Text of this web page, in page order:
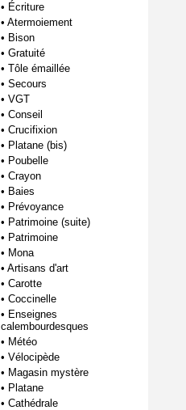
• Écriture
• Atermoiement
• Bison
• Gratuité
• Tôle émaillée
• Secours
• VGT
• Conseil
• Crucifixion
• Platane (bis)
• Poubelle
• Crayon
• Baies
• Prévoyance
• Patrimoine (suite)
• Patrimoine
• Mona
• Artisans d'art
• Carotte
• Coccinelle
• Enseignes
calembourdesques
• Météo
• Vélocipède
• Magasin mystère
• Platane
• Cathédrale